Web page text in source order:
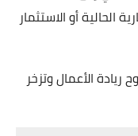
الحالية أو الاستثمار
الأعمال وتزخر